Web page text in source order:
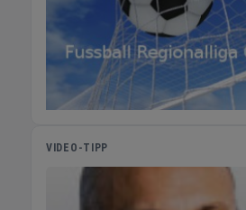
Sie unseren Online
unser vielfältiges
Grill-Sets und
nicht nur hochwertige
Preisen, sondern auch
Beratung und einen
Sie sich von der
VIDEO-TIPP